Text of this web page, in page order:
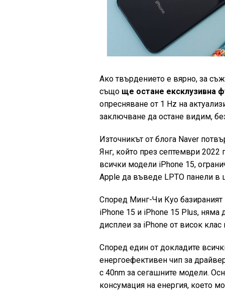
Ако твърдението е вярно, за
също ще остане ексклузивна
опресняване от 1 Hz на
заключване да остане видим,
Източникът от блога Naver
Янг, който през септември 2022
всички модели iPhone 15,
Apple да въведе LPTO панели в
Според Минг-Чи Куо
iPhone 15 и iPhone 15 Plus, няма
дисплеи за iPhone от висок клас
Според един от докладите
енергоефективен чип за
с 40nm за сегашните модели.
консумация на енергия, което